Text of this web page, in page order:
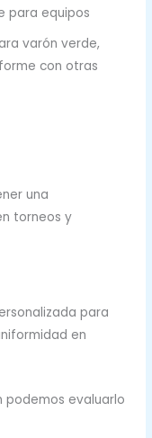
para equipos
varón verde,
con otras
una
torneos y
para
en
podemos evaluarlo